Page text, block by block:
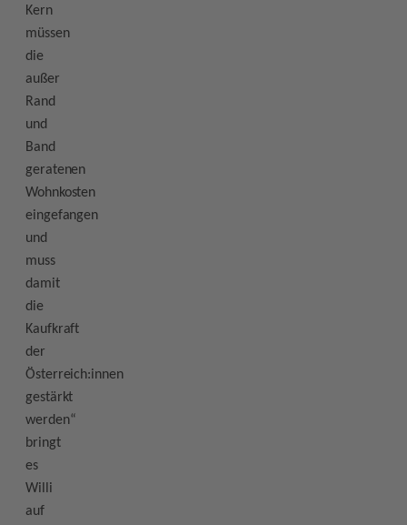
Kern
müssen
die
außer
Rand
und
Band
geratenen
Wohnkosten
eingefangen
und
muss
damit
die
Kaufkraft
der
Österreich:innen
gestärkt
werden“
bringt
es
Willi
auf